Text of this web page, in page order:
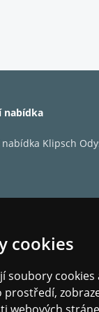
cookies
soubory
prostředí,
nabídka
Klipsch